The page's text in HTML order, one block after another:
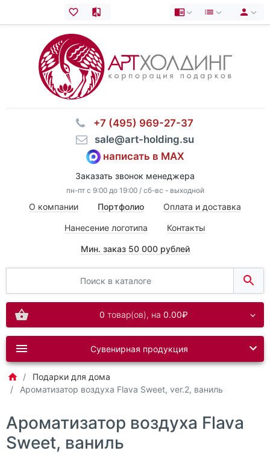
⠀+7 (495) 969-27-37
⠀sale@art-holding.su
написать в MAX
Заказать звонок менеджера
пн-пт с 9:00 до 19:00 / сб-вс - выходной
О компании Портфолио Оплата и доставка
Нанесение логотипа Контакты
Мин. заказ 50 000 рублей
0 товар(ов), на 0.00₽
Сувенирная продукция
Подарки для дома
Ароматизатор воздуха Flava Sweet, ver.2, ваниль
Ароматизатор воздуха Flava
Sweet, ваниль